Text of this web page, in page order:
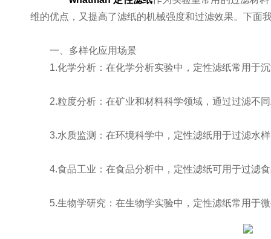
维的优点，又提高了滤纸的机械强度和过滤效果。下面
一、多样化应用场景
1.化学分析：在化学分析实验中，定性滤纸常用于沉
2.粒度分析：在矿业和材料科学领域，通过过滤不同
3.水质监测：在环境科学中，定性滤纸用于过滤水样
4.食品工业：在食品分析中，定性滤纸可用于过滤食
5.生物学研究：在生物学实验中，定性滤纸常用于微